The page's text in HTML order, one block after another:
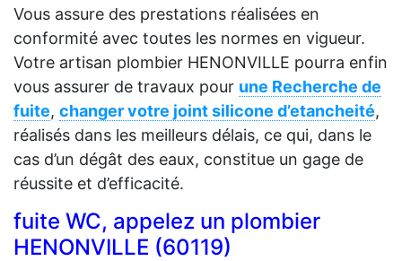
Vous assure des prestations réalisées en
conformité avec toutes les normes en vigueur.
Votre artisan plombier HENONVILLE pourra enfin
vous assurer de travaux pour une Recherche de
fuite, changer votre joint silicone d’etancheité,
réalisés dans les meilleurs délais, ce qui, dans le
cas d’un dégât des eaux, constitue un gage de
réussite et d’efficacité.
fuite WC, appelez un plombier
HENONVILLE (60119)